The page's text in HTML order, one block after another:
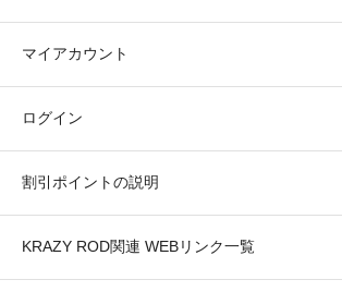
マイアカウント
ログイン
割引ポイントの説明
KRAZY ROD関連 WEBリンク一覧